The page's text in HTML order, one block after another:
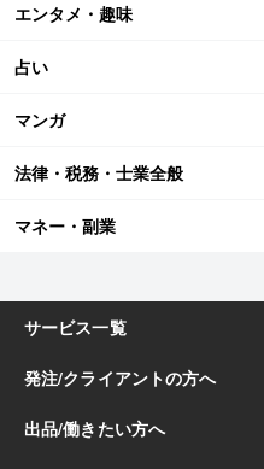
エンタメ・趣味
占い
マンガ
法律・税務・士業全般
マネー・副業